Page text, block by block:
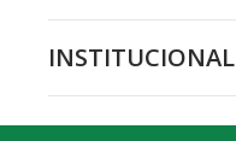
INSTITUCIONAL